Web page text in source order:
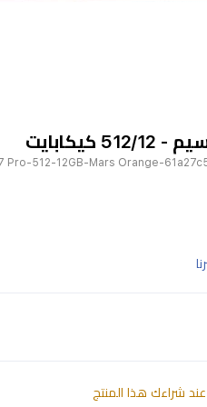
Pro-512-12GB-Mars Orange-